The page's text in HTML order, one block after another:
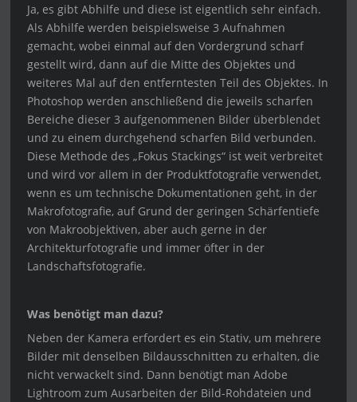
Ja, es gibt Abhilfe und diese ist eigentlich sehr einfach.
Als Abhilfe werden beispielsweise 3 Aufnahmen
gemacht, wobei einmal auf den Vordergrund scharf
gestellt wird, dann auf die Mitte des Objektes und
weiteres Mal auf den entferntesten Teil des Objektes. In
Photoshop werden anschließend die jeweils scharfen
Bereiche dieser 3 aufgenommenen Bilder überblendet
und zu einem durchgehend scharfen Bild verbunden.
Diese Methode des „Fokus Stackings“ ist weit verbreitet
und wird vor allem in der Produktfotografie verwendet,
wenn es um technische Dokumentationen geht, in der
Makrofotografie, auf Grund der geringen Schärfentiefe
von Makroobjektiven, aber auch gerne in der
Architekturfotografie und immer öfter in der
Landschaftsfotografie.
Was benötigt man dazu?
Neben der Kamera erfordert es ein Stativ, um mehrere
Bilder mit denselben Bildausschnitten zu erhalten, die
nicht verwackelt sind. Dann benötigt man Adobe
Lightroom zum Ausarbeiten der Bild-Rohdateien und